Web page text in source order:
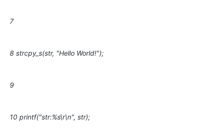
7
8 strcpy_s(str, "Hello World!");
9
10 printf("str:%s\r\n", str);